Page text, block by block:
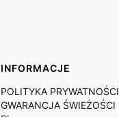
INFORMACJE
POLITYKA PRYWATNOŚCI
GWARANCJA ŚWIEŻOŚCI